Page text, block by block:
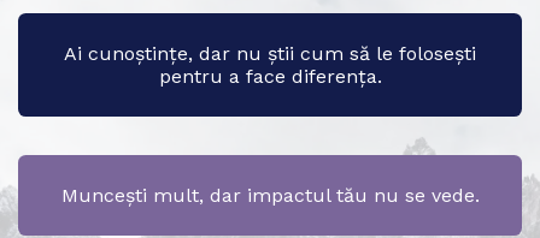
Ai cunoștințe, dar nu știi cum să le folosești
pentru a face diferența.
Muncești mult, dar impactul tău nu se vede.